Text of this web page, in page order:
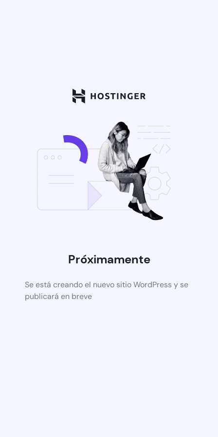
Próximamente
Se está creando el nuevo sitio WordPress y se
publicará en breve